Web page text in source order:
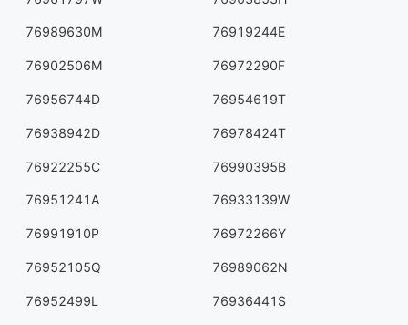
76989630M 76919244E
76902506M 76972290F
76956744D 76954619T
76938942D 76978424T
76922255C 76990395B
76951241A 76933139W
76991910P 76972266Y
76952105Q 76989062N
76952499L 76936441S